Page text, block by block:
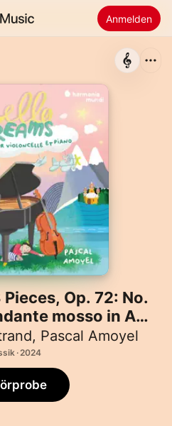
Anmelden
installieren
Op. 72: No.
mosso in A-
- Single
, Pascal Amoyel
· 2024